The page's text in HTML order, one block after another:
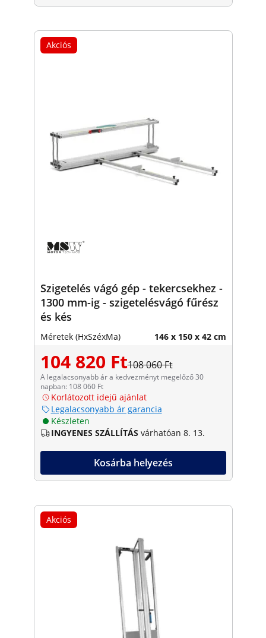
Akciós
Szigetelés vágó gép - tekercsekhez -
1300 mm-ig - szigetelésvágó fűrész
és kés
Méretek (HxSzéxMa) 146 x 150 x 42 cm
104 820 Ft108 060 Ft
A legalacsonyabb ár a kedvezményt megelőző 30
napban: 108 060 Ft
Korlátozott idejű ajánlat
Legalacsonyabb ár garancia
Készleten
INGYENES SZÁLLÍTÁS várhatóan 8. 13.
Kosárba helyezés
Akciós